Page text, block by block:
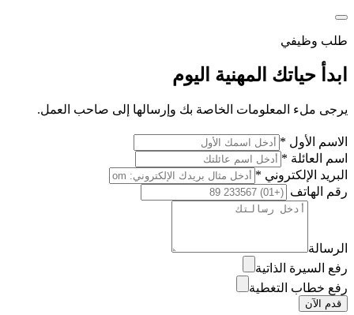
طلب وظيفي
ابدأ حياتك المهنية اليوم
يرجى ملء المعلومات الخاصة بك وإرسالها إلى صاحب العمل.
الاسم الأول *
اسم العائلة *
البريد الإلكتروني *
رقم الهاتف
الرسالة
رفع السيرة الذاتية
رفع خطاب التغطية
قدم الآن